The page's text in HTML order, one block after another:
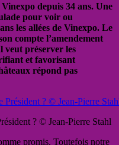
depuis 34 ans. Une
pour voir ou
les allées de Vinexpo. Le
compte l’amendement
veut préserver les
et favorisant
répond pas
? © Jean-Pierre Stahl
promis. Toutefois notre